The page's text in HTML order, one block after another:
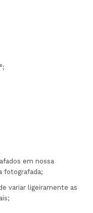
em nossa
fotografada;
variar ligeiramente as